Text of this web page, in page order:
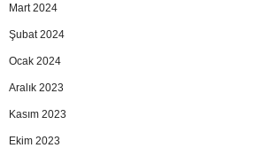
Mart 2024
Şubat 2024
Ocak 2024
Aralık 2023
Kasım 2023
Ekim 2023